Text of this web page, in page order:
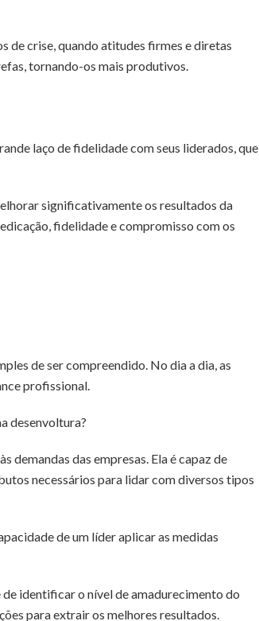
de crise, quando atitudes firmes e diretas
tornando-os mais produtivos.
laço de fidelidade com seus liderados, que
significativamente os resultados da
fidelidade e compromisso com os
de ser compreendido. No dia a dia, as
profissional.
desenvoltura?
demandas das empresas. Ela é capaz de
necessários para lidar com diversos tipos
de um líder aplicar as medidas
de identificar o nível de amadurecimento do
para extrair os melhores resultados.